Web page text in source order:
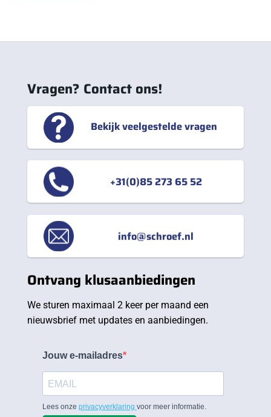
Vragen? Contact ons!
Bekijk veelgestelde vragen
+31(0)85 273 65 52
info@schroef.nl
Ontvang klusaanbiedingen
We sturen maximaal 2 keer per maand een
nieuwsbrief met updates en aanbiedingen.
Jouw e-mailadres
Lees onze privacyverklaring voor meer informatie.